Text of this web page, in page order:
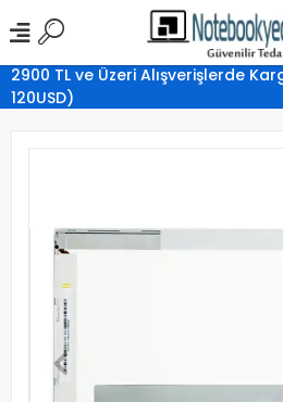
2900 TL ve Üzeri Alışverişlerde
120USD)